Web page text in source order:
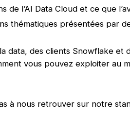
de l’AI Data Cloud et ce que
thématiques présentées par
data, des clients Snowflake et
vous pouvez exploiter au
à nous retrouver sur notre